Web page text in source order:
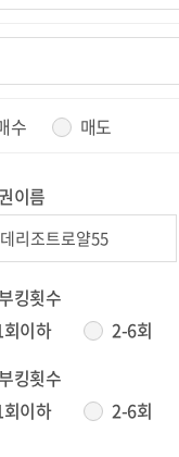
수 매도
이름
킹횟수
이하
2-6회
킹횟수
이하
2-6회